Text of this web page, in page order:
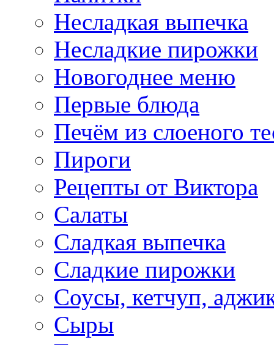
Несладкая выпечка
Несладкие пирожки
Новогоднее меню
Первые блюда
Печём из слоеного
Пироги
Рецепты от Виктора
Салаты
Сладкая выпечка
Сладкие пирожки
Соусы, кетчуп,
Сыры